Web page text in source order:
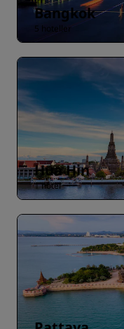
Bangkok
5 hoteller
Hua Hin
1 hotel